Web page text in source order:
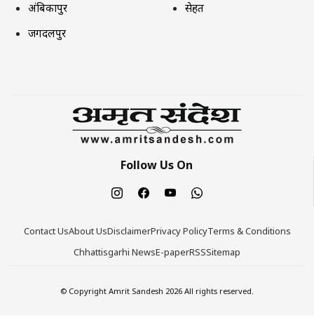
अंबिकापुर
जगदलपुर
सेहत
Follow Us On
Contact UsAbout UsDisclaimerPrivacy PolicyTerms & Conditions
Chhattisgarhi NewsE-paperRSSSitemap
© Copyright Amrit Sandesh 2026 All rights reserved.